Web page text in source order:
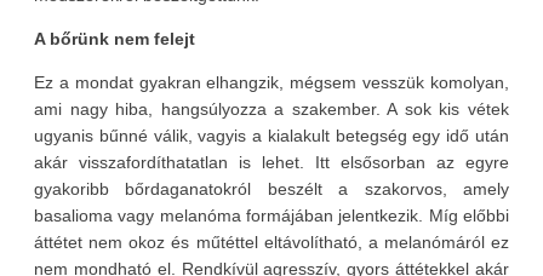
A bőrünk nem felejt
Ez a mondat gyakran elhangzik, mégsem vesszük komolyan,
ami nagy hiba, hangsúlyozza a szakember. A sok kis vétek
ugyanis bűnné válik, vagyis a kialakult betegség egy idő után
akár visszafordíthatatlan is lehet. Itt elsősorban az egyre
gyakoribb bőrdaganatokról beszélt a szakorvos, amely
basalioma vagy melanóma formájában jelentkezik. Míg előbbi
áttétet nem okoz és műtéttel eltávolítható, a melanómáról ez
nem mondható el. Rendkívül agresszív, gyors áttétekkel akár